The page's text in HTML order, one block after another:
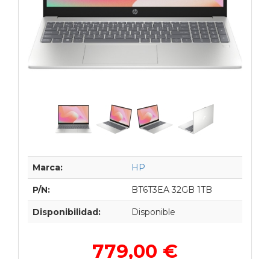
Marca: HP
P/N: BT6T3EA 32GB 1TB
Disponibilidad: Disponible
779,00 €